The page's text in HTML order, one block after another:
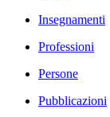
Insegnamenti
Professioni
Persone
Pubblicazioni